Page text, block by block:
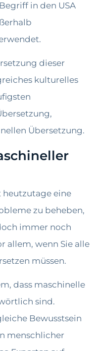
in den USA
dieser
kulturelles
Übersetzung.
heutzutage eine
zu beheben,
immer noch
allem, wenn Sie alle
müssen.
dass maschinelle
sind.
Bewusstsein
menschlicher